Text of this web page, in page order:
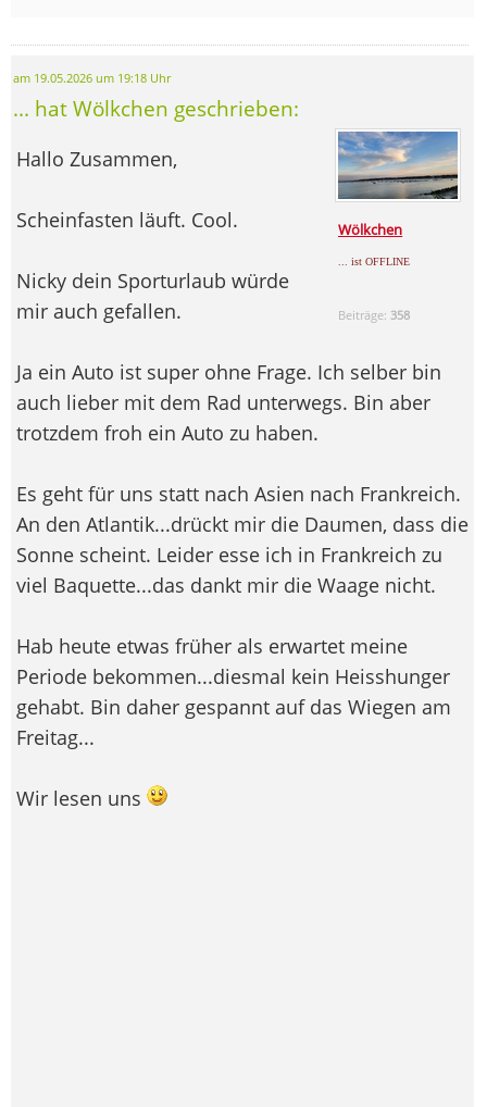
am 19.05.2026 um 19:18 Uhr
... hat Wölkchen geschrieben:
Wölkchen
... ist OFFLINE
Beiträge: 358
Hallo Zusammen,
Scheinfasten läuft. Cool.
Nicky dein Sporturlaub würde
mir auch gefallen.
Ja ein Auto ist super ohne Frage. Ich selber bin
auch lieber mit dem Rad unterwegs. Bin aber
trotzdem froh ein Auto zu haben.
Es geht für uns statt nach Asien nach Frankreich.
An den Atlantik...drückt mir die Daumen, dass die
Sonne scheint. Leider esse ich in Frankreich zu
viel Baquette...das dankt mir die Waage nicht.
Hab heute etwas früher als erwartet meine
Periode bekommen...diesmal kein Heisshunger
gehabt. Bin daher gespannt auf das Wiegen am
Freitag...
Wir lesen uns